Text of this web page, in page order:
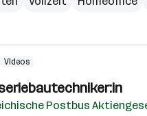
Videos
Postbus